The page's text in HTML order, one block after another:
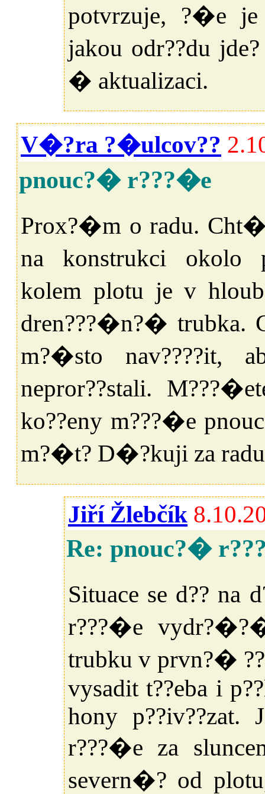
potvrzuje, ?�e
jakou odr??du
� aktualizaci.
V�?ra ?�ulcov??
pnouc?� r???�e
Prox?�m o radu.
na konstrukci
kolem plotu je v
dren???�n?� trubka.
m?�sto nav????it,
nepror??stali.
ko??eny m???�e
m?�t? D�?kuji za
Jiří Žlebčík
Re: pnouc?�
Situace se d??
r???�e
trubku v prvn?�
vysadit t??eba i
hony p??iv??zat.
r???�e za
severn�? od